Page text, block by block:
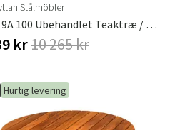
Stålmöbler
Bord 9A 100 Ubehandlet Teaktræ / Sort Stativ
kr10 265 kr
Hurtig levering